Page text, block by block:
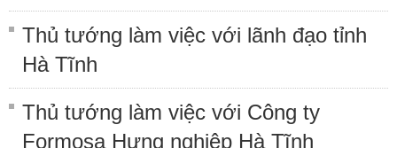
Thủ tướng làm việc với lãnh đạo tỉnh
Hà Tĩnh
Thủ tướng làm việc với Công ty
Formosa Hưng nghiệp Hà Tĩnh